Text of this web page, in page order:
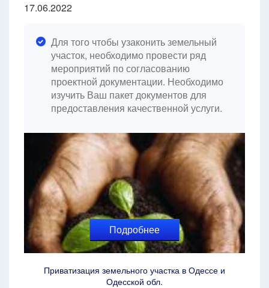
17.06.2022
Для того чтобы узаконить земельный
участок, необходимо провести ряд
мероприятий по согласованию
проектной документации. Необходимо
изучить Ваш пакет документов для
предоставления качественной услуги.
Подробнее
Приватизация земельного участка в Одессе и
Одесской обл.